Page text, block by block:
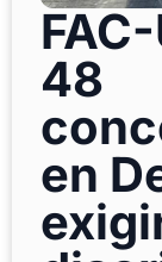
48
en